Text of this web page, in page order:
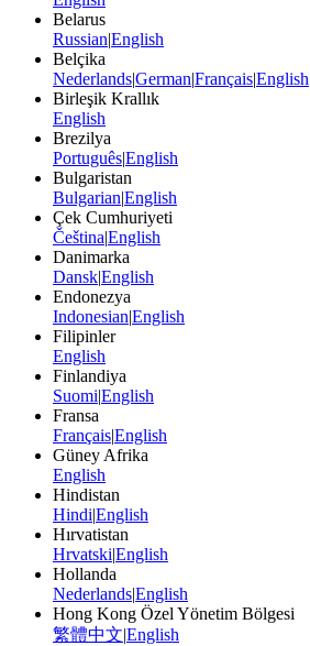
Belarus
RussianEnglish
Belçika
NederlandsGermanFrançaisEnglish
Birleşik Krallık
English
Brezilya
PortuguêsEnglish
Bulgaristan
BulgarianEnglish
Çek Cumhuriyeti
ČeštinaEnglish
Danimarka
DanskEnglish
Endonezya
IndonesianEnglish
Filipinler
English
Finlandiya
SuomiEnglish
Fransa
FrançaisEnglish
Güney Afrika
English
Hindistan
HindiEnglish
Hırvatistan
HrvatskiEnglish
Hollanda
NederlandsEnglish
Hong Kong Özel Yönetim Bölgesi
繁體中文 English